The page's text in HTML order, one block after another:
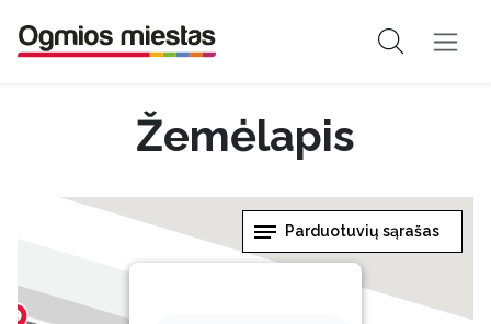
Žemėlapis
Parduotuvių sąrašas